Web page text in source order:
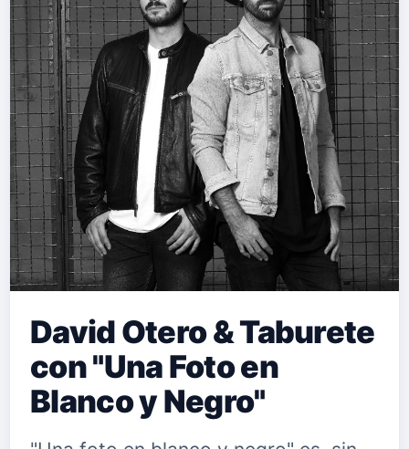
David Otero & Taburete
con "Una Foto en
Blanco y Negro"